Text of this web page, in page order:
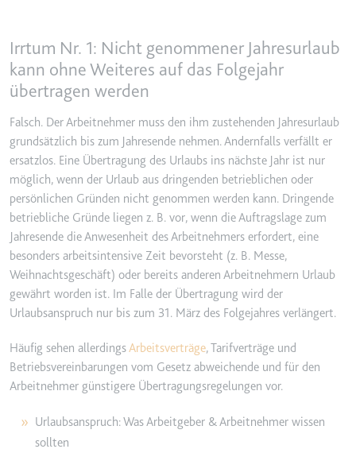
Google Analytics über das Gerät
und das Verhalten des Besuchers
zu senden. Erfasst den Besucher
über Geräte und Marketingkanäle
Ablauf:
2 Jahre
Typ:
HTTP-Cookie
_ga_#
Anbieter:
smartlaw.de
Zweck:
Wird verwendet, um Daten zu
Google Analytics über das Gerät
und das Verhalten des Besuchers
zu senden. Erfasst den Besucher
hinweg.
Ablauf:
2 Jahre
Ablauf:
180 Tage
Typ:
HTTP-Cookie
YSC
Anbieter:
youtube.com
Zweck:
Registriert eine eindeutige ID, um
Statistiken der Videos von
YouTube, die der Benutzer
gesehen hat, zu behalten.
Typ:
HTTP-Cookie
Irrtum Nr. 1: Nicht genommener Jahresurlaub
kann ohne Weiteres auf das Folgejahr
übertragen werden
Falsch. Der Arbeitnehmer muss den ihm zustehenden Jahresurlaub
grundsätzlich bis zum Jahresende nehmen. Andernfalls verfällt er
ersatzlos. Eine Übertragung des Urlaubs ins nächste Jahr ist nur
möglich, wenn der Urlaub aus dringenden betrieblichen oder
persönlichen Gründen nicht genommen werden kann. Dringende
betriebliche Gründe liegen z. B. vor, wenn die Auftragslage zum
Jahresende die Anwesenheit des Arbeitnehmers erfordert, eine
besonders arbeitsintensive Zeit bevorsteht (z. B. Messe,
Weihnachtsgeschäft) oder bereits anderen Arbeitnehmern Urlaub
gewährt worden ist. Im Falle der Übertragung wird der
Urlaubsanspruch nur bis zum 31. März des Folgejahres verlängert.
Häufig sehen allerdingsArbeitsverträge, Tarifverträge und
Betriebsvereinbarungen vom Gesetz abweichende und für den
Arbeitnehmer günstigere Übertragungsregelungen vor.
Urlaubsanspruch: Was Arbeitgeber & Arbeitnehmer wissen
sollten